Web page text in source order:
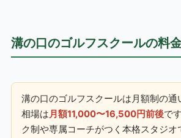
溝の口のゴルフスクールの料
溝の口のゴルフスクールは月額制の通
相場は月額11,000〜16,500円前後で
ク制や専属コーチがつく本格スタジ